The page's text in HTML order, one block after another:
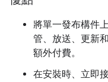
將單一發布構件
管、放送、更新
額外付費。
在安裝時、立即